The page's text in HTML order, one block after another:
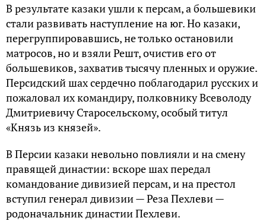
В результате казаки ушли к персам, а большевики
стали развивать наступление на юг. Но казаки,
перегруппировавшись, не только остановили
матросов, но и взяли Решт, очистив его от
большевиков, захватив тысячу пленных и оружие.
Персидский шах сердечно поблагодарил русских и
пожаловал их командиру, полковнику Всеволоду
Дмитриевичу Старосельскому, особый титул
«Князь из князей».
В Персии казаки невольно повлияли и на смену
правящей династии: вскоре шах передал
командование дивизией персам, и на престол
вступил генерал дивизии — Реза Пехлеви —
родоначальник династии Пехлеви.